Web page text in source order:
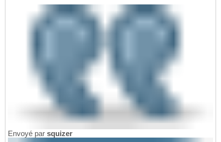
Envoyé par squizer